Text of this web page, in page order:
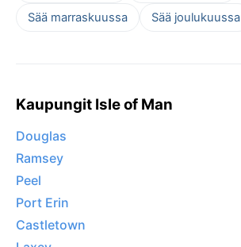
Sää marraskuussa
Sää joulukuussa
Kaupungit Isle of Man
Douglas
Ramsey
Peel
Port Erin
Castletown